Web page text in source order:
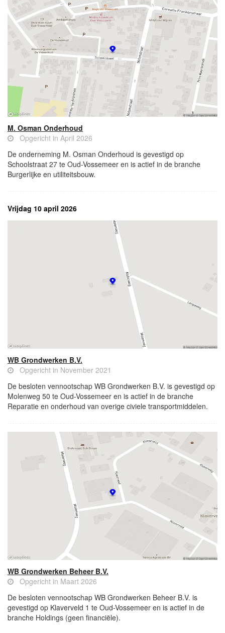
M. Osman Onderhoud
Opgericht in April 2026
De onderneming M. Osman Onderhoud is gevestigd op
Schoolstraat 27 te Oud-Vossemeer en is actief in de branche
Burgerlijke en utiliteitsbouw.
Vrijdag 10 april 2026
WB Grondwerken B.V.
Opgericht in November 2021
De besloten vennootschap WB Grondwerken B.V. is gevestigd op
Molenweg 50 te Oud-Vossemeer en is actief in de branche
Reparatie en onderhoud van overige civiele transportmiddelen.
WB Grondwerken Beheer B.V.
Opgericht in Maart 2026
De besloten vennootschap WB Grondwerken Beheer B.V. is
gevestigd op Klaverveld 1 te Oud-Vossemeer en is actief in de
branche Holdings (geen financiële).